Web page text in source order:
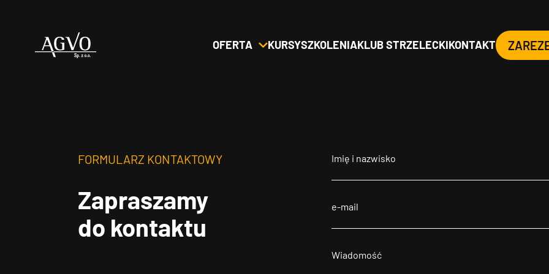
Header
OFERTA KURSYSZKOLENIAKLUB STRZELECKIKONTAKT
FORMULARZ KONTAKTOWY
Zapraszamy
do kontaktu